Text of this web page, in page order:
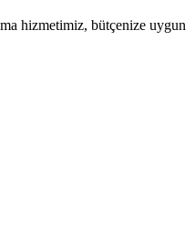
hizmetimiz, bütçenize uygun